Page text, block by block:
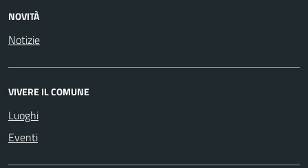
NOVITÀ
Notizie
VIVERE IL COMUNE
Luoghi
Eventi